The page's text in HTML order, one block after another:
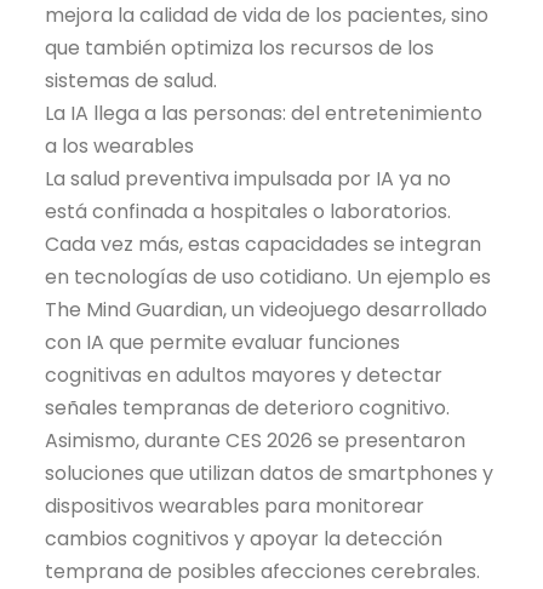
mejora la calidad de vida de los pacientes, sino
que también optimiza los recursos de los
sistemas de salud.
La IA llega a las personas: del entretenimiento
a los wearables
La salud preventiva impulsada por IA ya no
está confinada a hospitales o laboratorios.
Cada vez más, estas capacidades se integran
en tecnologías de uso cotidiano. Un ejemplo es
The Mind Guardian, un videojuego desarrollado
con IA que permite evaluar funciones
cognitivas en adultos mayores y detectar
señales tempranas de deterioro cognitivo.
Asimismo, durante CES 2026 se presentaron
soluciones que utilizan datos de smartphones y
dispositivos wearables para monitorear
cambios cognitivos y apoyar la detección
temprana de posibles afecciones cerebrales.